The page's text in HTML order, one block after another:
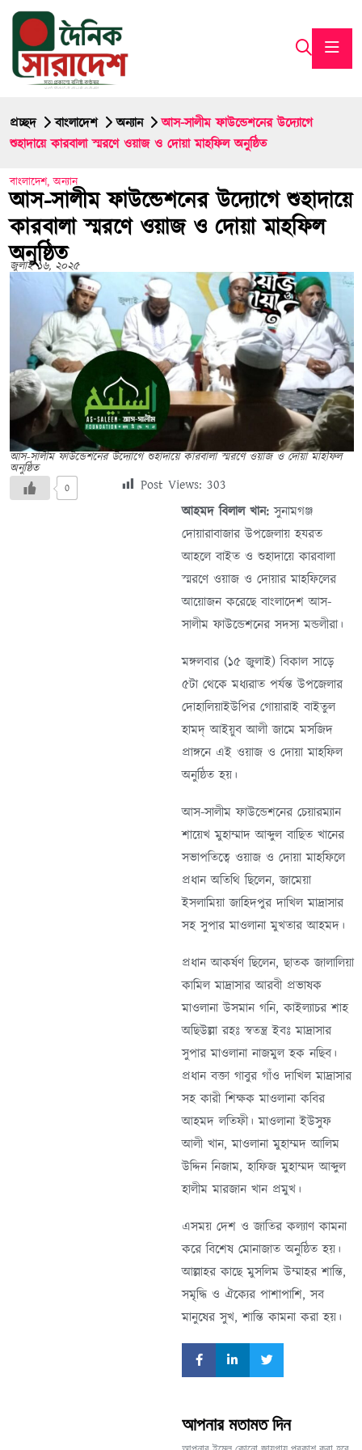
প্রচ্ছদ বাংলাদেশ অন্যান
আস-সালীম ফাউন্ডেশনের উদ্যোগে
শুহাদায়ে কারবালা স্মরণে ওয়াজ ও দোয়া মাহফিল অনুষ্ঠিত
বাংলাদেশ,অন্যান
আস-সালীম ফাউন্ডেশনের উদ্যোগে শুহাদায়ে
কারবালা স্মরণে ওয়াজ ও দোয়া মাহফিল
অনুষ্ঠিত
জুলাই ১৬, ২০২৫
আস-সালীম ফাউন্ডেশনের উদ্যোগে শুহাদায়ে কারবালা স্মরণে ওয়াজ ও দোয়া মাহফিল
অনুষ্ঠিত
0 Post Views: 303
আহমদ বিলাল খান:সুনামগঞ্জ
দোয়ারাবাজার উপজেলায় হযরত
আহলে বাইত ও শুহাদায়ে কারবালা
স্মরণে ওয়াজ ও দোয়ার মাহফিলের
আয়োজন করেছে বাংলাদেশ আস-
সালীম ফাউন্ডেশনের সদস্য মন্ডলীরা।
মঙ্গলবার (১৫ জুলাই) বিকাল সাড়ে
৫টা থেকে মধ্যরাত পর্যন্ত উপজেলার
দোহালিয়াইউপির গোয়ারাই বাইতুল
হামদ্ আইয়ুব আলী জামে মসজিদ
প্রাঙ্গনে এই ওয়াজ ও দোয়া মাহফিল
অনুষ্ঠিত হয়।
আস-সালীম ফাউন্ডেশনের চেয়ারম্যান
শায়েখ মুহাম্মাদ আব্দুল বাছিত খানের
সভাপতিত্বে ওয়াজ ও দোয়া মাহফিলে
প্রধান অতিথি ছিলেন, জামেয়া
ইসলামিয়া জাহিদপুর দাখিল মাদ্রাসার
সহ সুপার মাওলানা মুখতার আহমদ।
প্রধান আকর্ষণ ছিলেন, ছাতক জালালিয়া
কামিল মাদ্রাসার আরবী প্রভাষক
মাওলানা উসমান গনি, কাইল্যাচর শাহ
অছিউল্লা রহঃ স্বতন্ত্র ইবঃ মাদ্রাসার
সুপার মাওলানা নাজমুল হক নছিব।
প্রধান বক্তা গাবুর গাঁও দাখিল মাদ্রাসার
সহ কারী শিক্ষক মাওলানা কবির
আহমদ লতিফী। মাওলানা ইউসুফ
আলী খান, মাওলানা মুহাম্মদ আলিম
উদ্দিন নিজাম, হাফিজ মুহাম্মদ আব্দুল
হালীম মারজান খান প্রমুখ।
এসময় দেশ ও জাতির কল্যাণ কামনা
করে বিশেষ মোনাজাত অনুষ্ঠিত হয়।
আল্লাহর কাছে মুসলিম উম্মাহর শান্তি,
সমৃদ্ধি ও ঐক্যের পাশাপাশি, সব
মানুষের সুখ, শান্তি কামনা করা হয়।
আপনার মতামত দিন